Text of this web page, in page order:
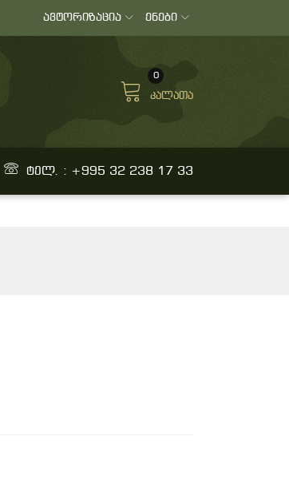
ავტორიზაცია ენები
0
კალათა
ტელ. : +995 32 238 17 33